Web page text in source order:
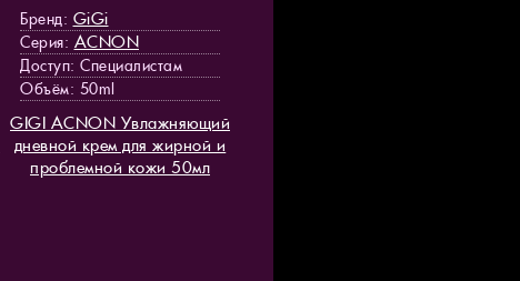
Бренд: GiGi
Серия: ACNON
Доступ: Специалистам
Объём: 50ml
GIGI ACNON Увлажняющий
дневной крем для жирной и
проблемной кожи 50мл